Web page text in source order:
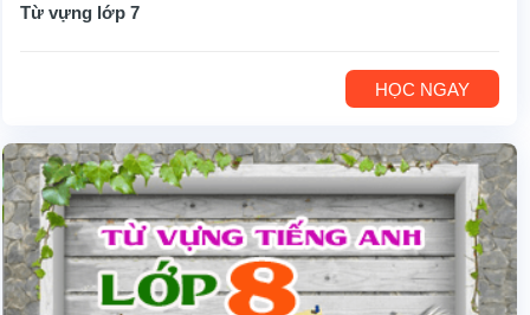
Từ vựng lớp 7
HỌC NGAY